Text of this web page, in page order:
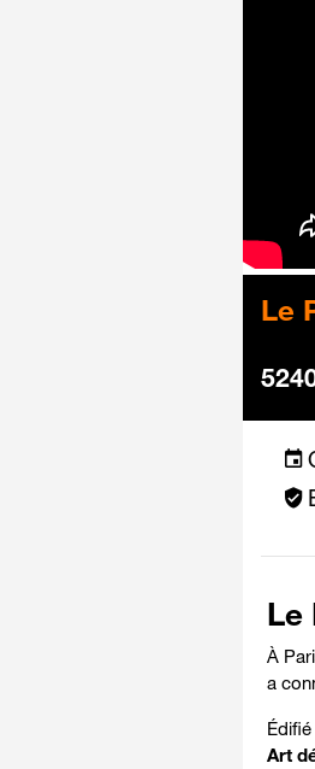
Le
Le
À
a
Art